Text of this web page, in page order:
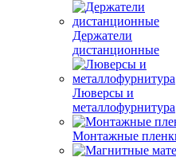
Держатели
дистанционные
Люверсы и
металлофурнитура
Монтажные